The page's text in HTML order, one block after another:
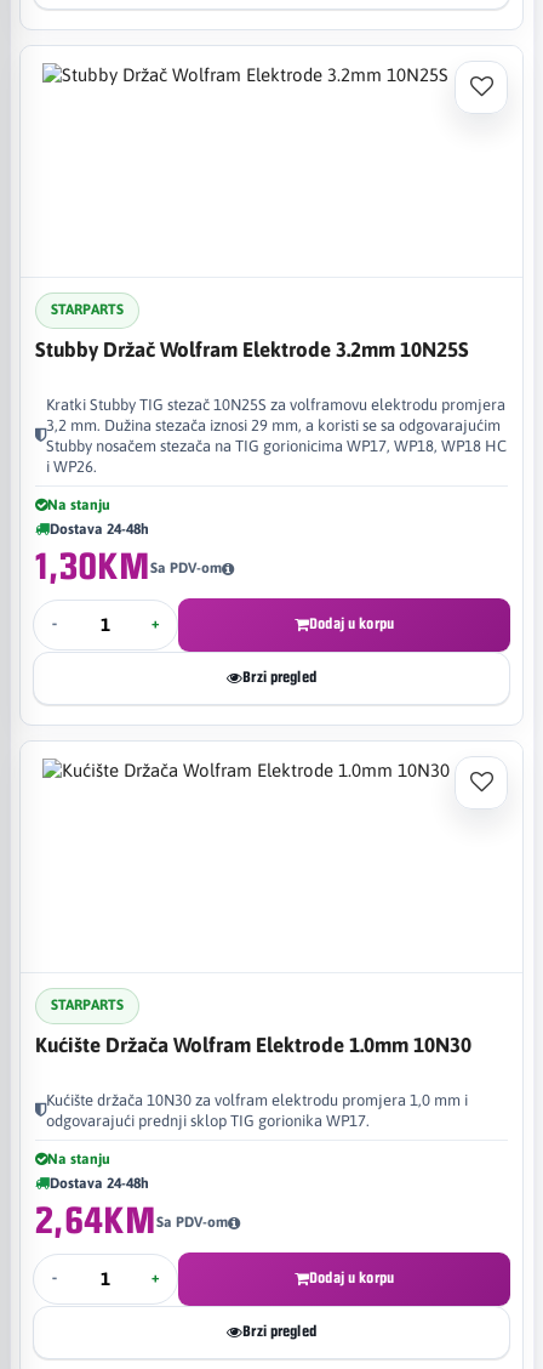
STARPARTS
Stubby Držač Wolfram Elektrode 3.2mm 10N25S
Kratki Stubby TIG stezač 10N25S za volframovu elektrodu promjera
3,2 mm. Dužina stezača iznosi 29 mm, a koristi se sa odgovarajućim
Stubby nosačem stezača na TIG gorionicima WP17, WP18, WP18 HC
i WP26.
Na stanju
Dostava 24-48h
1,30KMSa PDV-om
- + Dodaj u korpu
Brzi pregled
STARPARTS
Kućište Držača Wolfram Elektrode 1.0mm 10N30
Kućište držača 10N30 za volfram elektrodu promjera 1,0 mm i
odgovarajući prednji sklop TIG gorionika WP17.
Na stanju
Dostava 24-48h
2,64KMSa PDV-om
- + Dodaj u korpu
Brzi pregled